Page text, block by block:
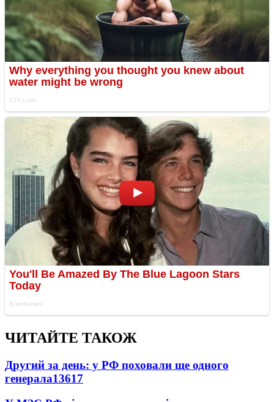
ЧИТАЙТЕ ТАКОЖ
Другий за день: у РФ поховали ще одного
генерала13617